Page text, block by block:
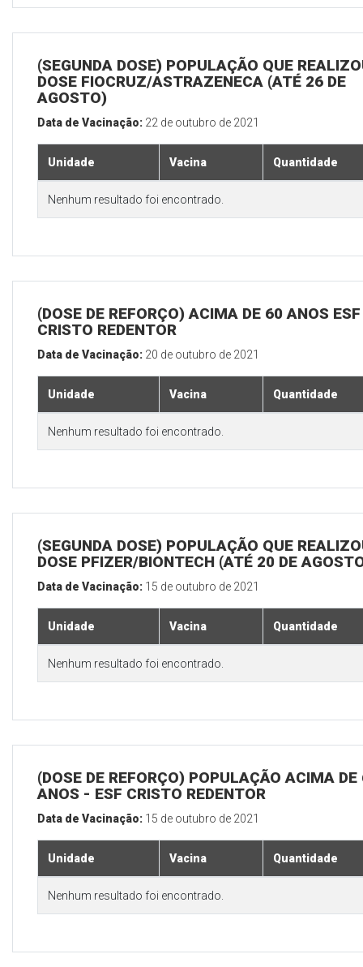
(SEGUNDA DOSE) POPULAÇÃO QUE
DOSE FIOCRUZ/ASTRAZENECA (ATÉ 26 DE
AGOSTO)
Data de Vacinação: 22 de outubro de 2021
Unidade Vacina Quantidade
Nenhum resultado foi encontrado.
(DOSE DE REFORÇO) ACIMA DE 60 ANOS ESF
CRISTO REDENTOR
Data de Vacinação: 20 de outubro de 2021
Unidade Vacina Quantidade
Nenhum resultado foi encontrado.
(SEGUNDA DOSE) POPULAÇÃO QUE
DOSE PFIZER/BIONTECH (ATÉ 20 DE
Data de Vacinação: 15 de outubro de 2021
Unidade Vacina Quantidade
Nenhum resultado foi encontrado.
(DOSE DE REFORÇO) POPULAÇÃO ACIMA DE
ANOS - ESF CRISTO REDENTOR
Data de Vacinação: 15 de outubro de 2021
Unidade Vacina Quantidade
Nenhum resultado foi encontrado.